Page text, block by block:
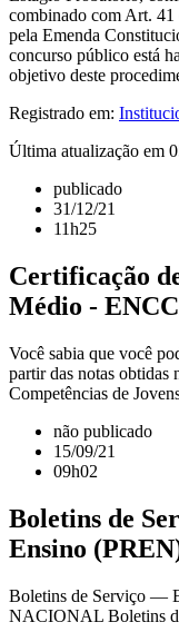
combinado com Art. 41
pela Emenda
concurso público está
objetivo deste
Registrado em:
Última atualização em
publicado
31/12/21
11h25
Certificação
Médio -
Você sabia que você
partir das notas obtidas
Competências de
não publicado
15/09/21
09h02
Boletins de
Ensino
Boletins de Serviço —
NACIONAL Boletins